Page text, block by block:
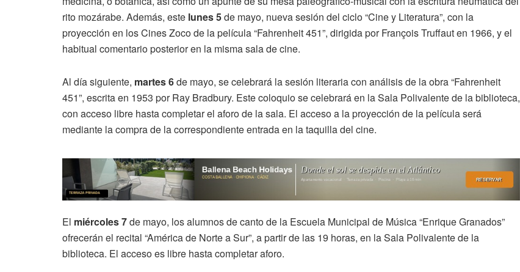
rito mozárabe. Además, este lunes 5de mayo, nueva sesión del ciclo “Cine y Literatura”, con la
proyección en los Cines Zoco de la película “Fahrenheit 451”, dirigida por François Truffaut en 1966, y el
habitual comentario posterior en la misma sala de cine.
Al día siguiente, martes 6de mayo, se celebrará la sesión literaria con análisis de la obra “Fahrenheit
451”, escrita en 1953 por Ray Bradbury. Este coloquio se celebrará en la Sala Polivalente de la biblioteca,
con acceso libre hasta completar el aforo de la sala. El acceso a la proyección de la película será
mediante la compra de la correspondiente entrada en la taquilla del cine.
El miércoles 7de mayo, los alumnos de canto de la Escuela Municipal de Música “Enrique Granados”
ofrecerán el recital “América de Norte a Sur”, a partir de las 19 horas, en la Sala Polivalente de la
biblioteca. El acceso es libre hasta completar aforo.